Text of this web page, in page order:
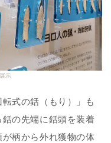
示
式の銛（もり）」も
の先端に銛頭を装着
柄から外れ獲物の体